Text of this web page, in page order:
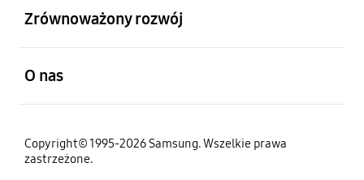
Zrównoważony rozwój
O nas
Copyright© 1995-2026 Samsung. Wszelkie prawa
zastrzeżone.